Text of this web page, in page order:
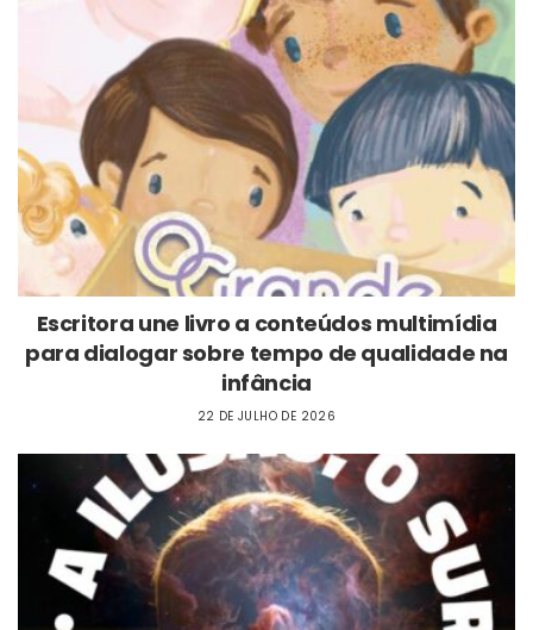
Escritora une livro a conteúdos multimídia
para dialogar sobre tempo de qualidade na
infância
22 DE JULHO DE 2026